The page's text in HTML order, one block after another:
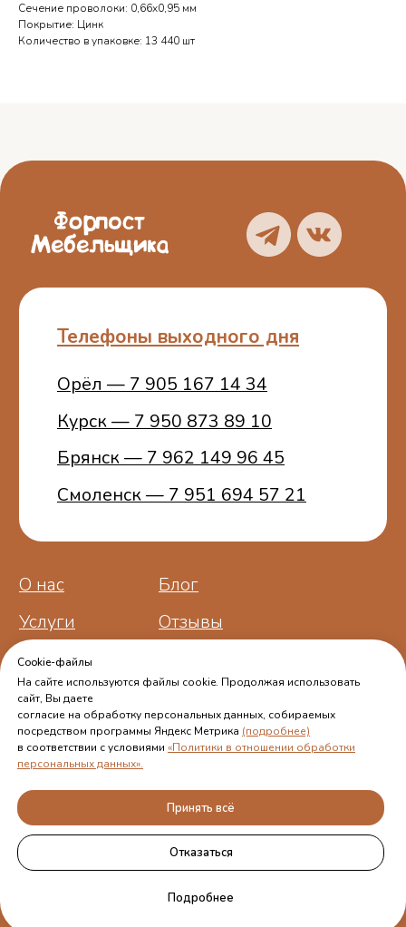
Сечение проволоки: 0,66x0,95 мм
Покрытие: Цинк
Количество в упаковке: 13 440 шт
Пользовательское
соглашение
ИНН 773401457481
Брянск — 7 962 149 96 45
Смоленск — 7 951 694 57 21
Cookie-файлы
На сайте используются файлы cookie. Продолжая использовать
сайт, Вы даете
согласие на обработку персональных данных, собираемых
посредством программы Яндекс Метрика (подробнее)
в соответствии с условиями «Политики в отношении обработки
персональных данных».
Принять всё
Отказаться
Подробнее